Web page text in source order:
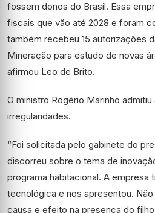
fossem donos do Brasil. Essa
fiscais que vão até 2028 e foram
também recebeu 15 autorizações
Mineração para estudo de novas
afirmou Leo de Brito.
O ministro Rogério Marinho
irregularidades.
“Foi solicitada pelo gabinete do
discorreu sobre o tema de
programa habitacional. A empresa
tecnológica e nos apresentou.
causa e efeito na presença do